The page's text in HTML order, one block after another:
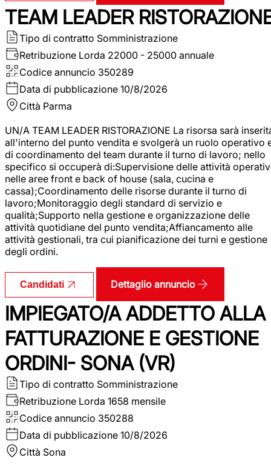
TEAM LEADER
Tipo di contratto Somministrazione
Retribuzione Lorda 22000 - 25000 annuale
Codice annuncio 350289
Data di pubblicazione 10/8/2026
Città Parma
UN/A TEAM LEADER RISTORAZIONE La risorsa sarà
all'interno del punto vendita e svolgerà un ruolo operativo
di coordinamento del team durante il turno di lavoro; nello
specifico si occuperà di:Supervisione delle attività
nelle aree front e back of house (sala, cucina e
cassa);Coordinamento delle risorse durante il turno di
lavoro;Monitoraggio degli standard di servizio e
qualità;Supporto nella gestione e organizzazione delle
attività quotidiane del punto vendita;Affiancamento alle
attività gestionali, tra cui pianificazione dei turni e gestione
degli ordini.
Candidati Dettaglio annuncio
IMPIEGATO/A ADDETTO ALLA
FATTURAZIONE E GESTIONE
ORDINI- SONA (VR)
Tipo di contratto Somministrazione
Retribuzione Lorda 1658 mensile
Codice annuncio 350288
Data di pubblicazione 10/8/2026
Città Sona